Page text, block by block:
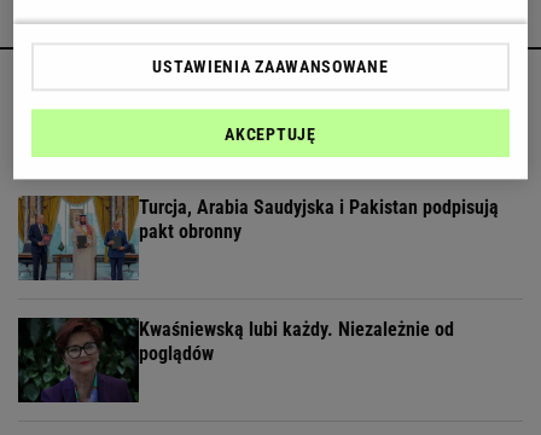
POLECAMY
Atak Rosji na Charków i Odessę. Zginęły dwie
osoby
Turcja, Arabia Saudyjska i Pakistan podpisują
pakt obronny
Kwaśniewską lubi każdy. Niezależnie od
poglądów
USTAWIENIA ZAAWANSOWANE
AKCEPTUJĘ